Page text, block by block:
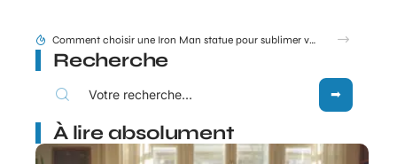
Tram E et F Bordeaux plan en un coup d’œil pour les nouveaux arrivants
Recherche
À lire absolument